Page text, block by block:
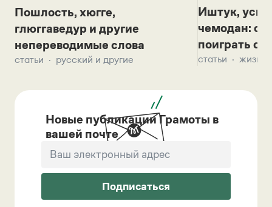
Пошлость, хюгге,
глюггаведур и другие
непереводимые слова
статьи русский и другие
Иштук,
чемодан:
поиграть с
статьи жизнь
Новые публикации Грамоты в
вашей почте
Подписаться